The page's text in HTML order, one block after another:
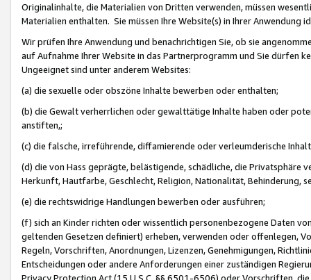
Originalinhalte, die Materialien von Dritten verwenden, müssen
Materialien enthalten. Sie müssen Ihre Website(s) in Ihrer Anwendung
Wir prüfen Ihre Anwendung und benachrichtigen Sie, ob sie
auf Aufnahme Ihrer Website in das Partnerprogramm und Sie dürfen
Ungeeignet sind unter anderem Websites:
(a) die sexuelle oder obszöne Inhalte bewerben oder enthalten;
(b) die Gewalt verherrlichen oder gewalttätige Inhalte haben oder
anstiften,;
(c) die falsche, irreführende, diffamierende oder verleumderische
(d) die von Hass geprägte, belästigende, schädliche, die Privatsphäre
Herkunft, Hautfarbe, Geschlecht, Religion, Nationalität, Behinderung,
(e) die rechtswidrige Handlungen bewerben oder ausführen;
(f) sich an Kinder richten oder wissentlich personenbezogene Daten
geltenden Gesetzen definiert) erheben, verwenden oder offenlegen,
Regeln, Vorschriften, Anordnungen, Lizenzen, Genehmigungen,
Entscheidungen oder andere Anforderungen einer zuständigen
Privacy Protection Act (15 U.S.C. §§ 6501-6506) oder Vorschriften,